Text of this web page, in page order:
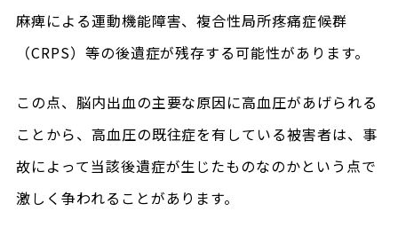
麻痺による運動機能障害、複合性局所疼痛症候群
（CRPS）等の後遺症が残存する可能性があります。
この点、脳内出血の主要な原因に高血圧があげられる
ことから、高血圧の既往症を有している被害者は、事
故によって当該後遺症が生じたものなのかという点で
激しく争われることがあります。